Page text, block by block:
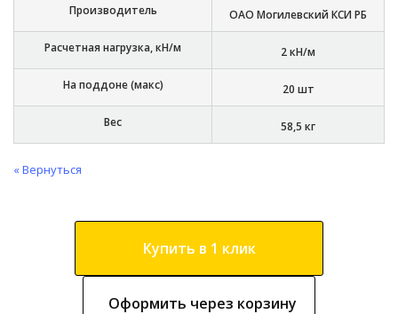
Производитель ОАО Могилевский КСИ РБ
Расчетная нагрузка, кН/м 2 кН/м
На поддоне (макс) 20 шт
Вес 58,5 кг
« Вернуться
Купить в 1 клик
Оформить через корзину